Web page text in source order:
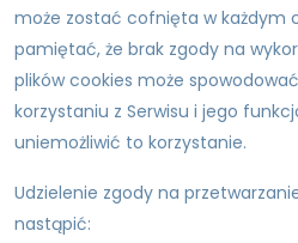
może zostać cofnięta w każdym
pamiętać, że brak zgody na
plików cookies może
korzystaniu z Serwisu i jego
uniemożliwić to korzystanie.
Udzielenie zgody na
nastąpić: